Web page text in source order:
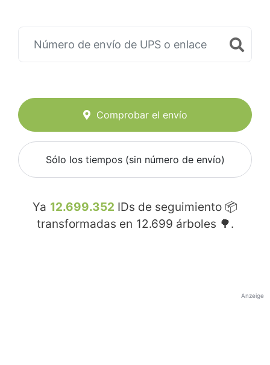
Comprobar el envío
Sólo los tiempos (sin número de envío)
Ya 12.699.352 IDs de seguimiento 📦
transformadas en 12.699 árboles 🌳.
Anzeige